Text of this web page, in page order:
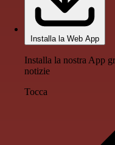
Installa la Web App
Installa la nostra App
notizie
Tocca